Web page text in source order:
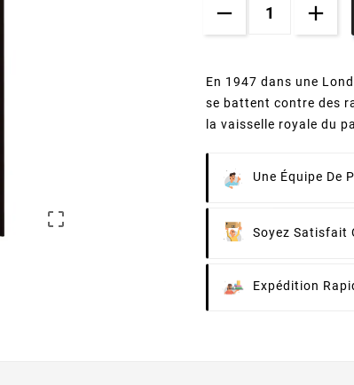

En 1947 dans une
se battent contre des
la vaisselle royale du
Une Équipe De
Soyez Satisfait
Expédition